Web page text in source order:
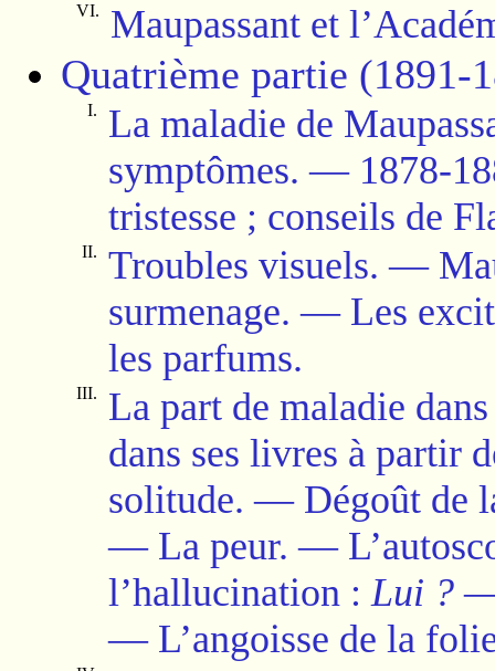
VI. Maupassant et
Quatrième partie (1891-
I.
La maladie de
symptômes. — 1878-
tristesse ; conseils de
II. Troubles visuels. —
surmenage. — Les
les parfums.
III. La part de maladie
dans ses livres à partir
solitude. — Dégoût de
— La peur. —
l’hallucination :Lui ?
— L’angoisse de la